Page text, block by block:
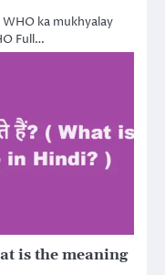
WHO ka mukhyalay
Full…
is the meaning